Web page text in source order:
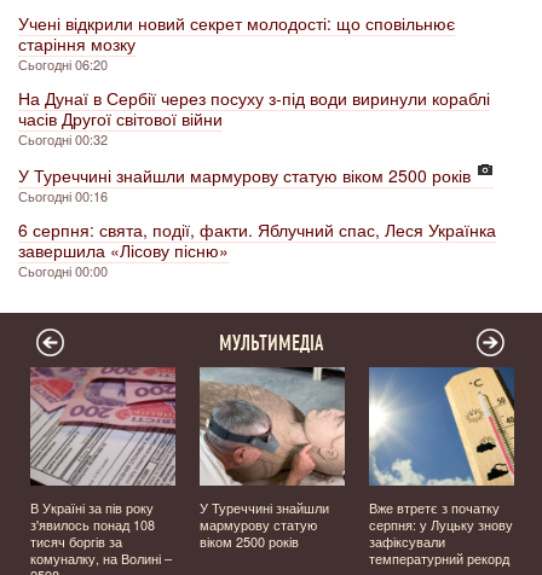
Учені відкрили новий секрет молодості: що сповільнює
старіння мозку
Сьогодні 06:20
На Дунаї в Сербії через посуху з-під води виринули кораблі
часів Другої світової війни
Сьогодні 00:32
У Туреччині знайшли мармурову статую віком 2500 років
Сьогодні 00:16
6 серпня: свята, події, факти. Яблучний спас, Леся Українка
завершила «Лісову пісню»
Сьогодні 00:00
МУЛЬТИМЕДІА
В Україні за пів року
з'явилось понад 108
тисяч боргів за
комуналку, на Волині –
У Туреччині знайшли
мармурову статую
віком 2500 років
Вже втретє з початку
серпня: у Луцьку знову
зафіксували
температурний рекорд